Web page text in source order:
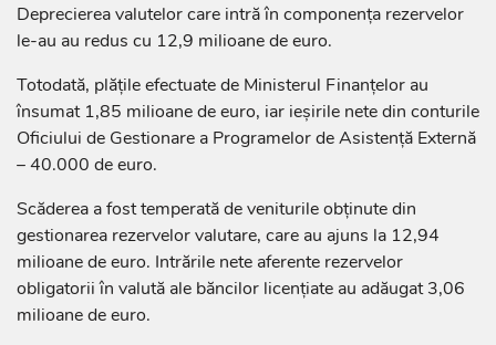
Deprecierea valutelor care intră în componența rezervelor
le-au au redus cu 12,9 milioane de euro.
Totodată, plățile efectuate de Ministerul Finanțelor au
însumat 1,85 milioane de euro, iar ieșirile nete din conturile
Oficiului de Gestionare a Programelor de Asistență Externă
– 40.000 de euro.
Scăderea a fost temperată de veniturile obținute din
gestionarea rezervelor valutare, care au ajuns la 12,94
milioane de euro. Intrările nete aferente rezervelor
obligatorii în valută ale băncilor licențiate au adăugat 3,06
milioane de euro.